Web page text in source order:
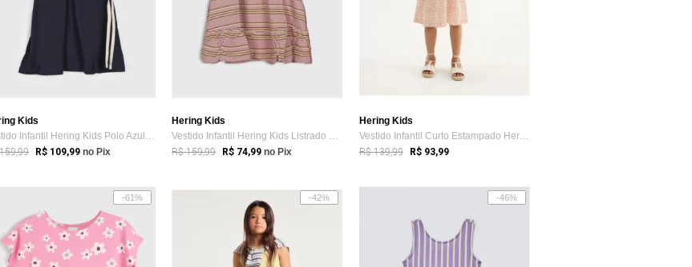
Kids
Vestido Infantil Hering Kids Polo Azul-Marinho
R$ 109,99 no Pix
Hering Kids
Vestido Infantil Hering Kids Listrado Rosa
R$ 159,99 R$ 74,99 no Pix
Hering Kids
Vestido Infantil Curto Estampado Hering
R$ 139,99 R$ 93,99
-61% -42% -46%